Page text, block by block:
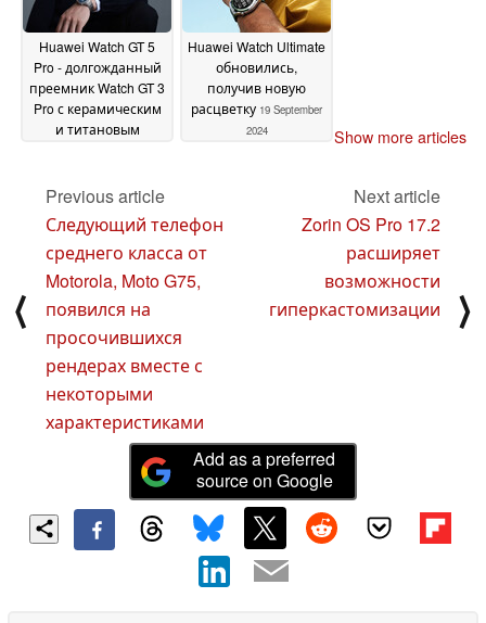
Huawei Watch GT 5
Pro - долгожданный
преемник Watch GT 3
Pro с керамическим
и титановым
Huawei Watch Ultimate
обновились,
получив новую
расцветку 19 September
2024
Show more articles
⟨
Previous article
Следующий телефон
среднего класса от
Motorola, Moto G75,
появился на
просочившихся
рендерах вместе с
некоторыми
характеристиками
Next article
Zorin OS Pro 17.2
расширяет
возможности
гиперкастомизации
⟩
Add as a preferred
source on Google